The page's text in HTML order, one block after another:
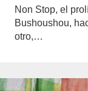
Non Stop, el
Bushoushou,
otro,…